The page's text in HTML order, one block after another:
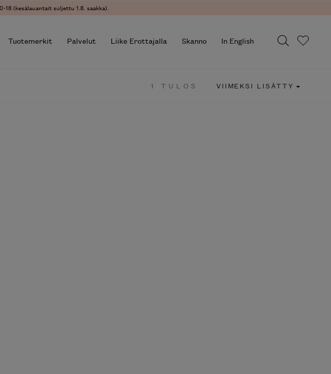
18 (kesälauantait suljettu 1.8. saakka).
Tuotemerkit Palvelut Liike Erottajalla Skanno In English
1 TULOS VIIMEKSI LISÄTTY